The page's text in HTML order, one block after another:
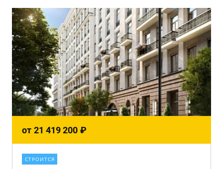
от 21 419 200 ₽
СТРОИТСЯ